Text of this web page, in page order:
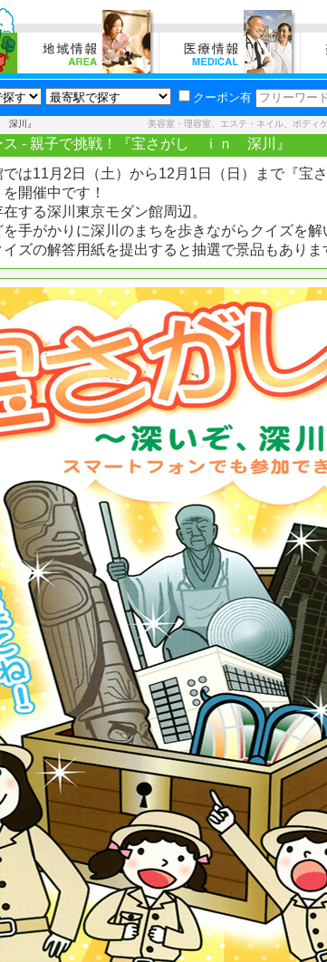
クーポン有
深川』 美容室・理容室、エステ・ネイル、ボディ
ス - 親子で挑戦！『宝さがし ｉｎ 深川』
は11月2日（土）から12月1日（日）まで『宝
開催中です！
する深川東京モダン館周辺。
手がかりに深川のまちを歩きながらクイズを解
ズの解答用紙を提出すると抽選で景品もありま